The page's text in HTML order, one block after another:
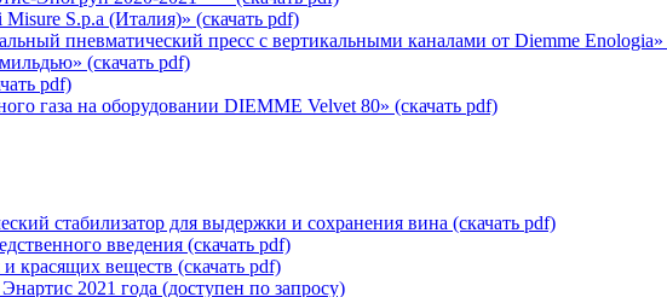
S.p.a (Италия)» (cкачать pdf)
пневматический пресс с вертикальными каналами от Diemme Enologia»
(cкачать pdf)
pdf)
газа на оборудовании DIEMME Velvet 80» (cкачать pdf)
стабилизатор для выдержки и сохранения вина (cкачать pdf)
введения (cкачать pdf)
красящих веществ (cкачать pdf)
2021 года (доступен по запросу)